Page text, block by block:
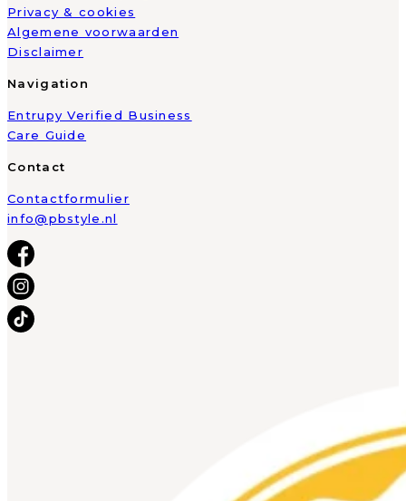
Privacy & cookies
Algemene voorwaarden
Disclaimer
Navigation
Entrupy Verified Business
Care Guide
Contact
Contactformulier
info@pbstyle.nl